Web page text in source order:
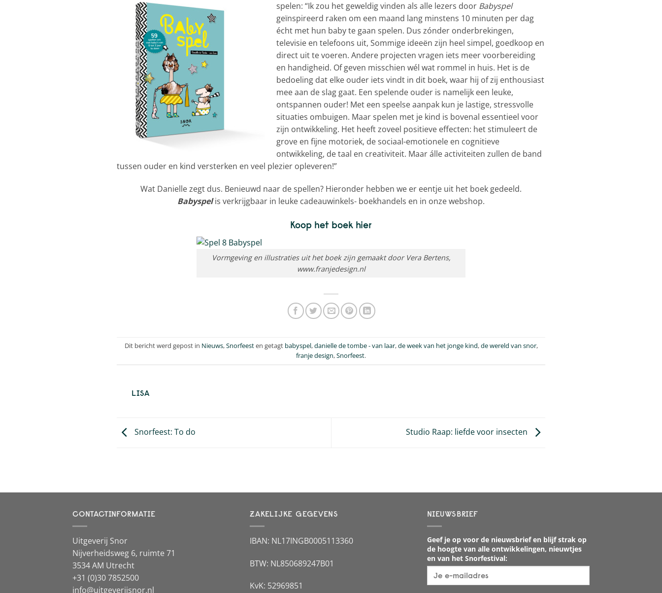
spelen: “Ik zou het geweldig vinden als alle lezers door Babyspel
geïnspireerd raken om een maand lang minstens 10 minuten per dag
écht met hun baby te gaan spelen. Dus zónder onderbrekingen,
televisie en telefoons uit, Sommige ideeën zijn heel simpel, goedkoop en
direct uit te voeren. Andere projecten vragen iets meer voorbereiding
en handigheid. Of geven misschien wél wat rommel in huis. Het is de
bedoeling dat elke ouder iets vindt in dit boek, waar hij of zij enthousiast
mee aan de slag gaat. Een spelende ouder is namelijk een leuke,
ontspannen ouder! Met een speelse aanpak kun je lastige, stressvolle
situaties ombuigen. Maar spelen met je kind is bovenal essentieel voor
zijn ontwikkeling. Het heeft zoveel positieve effecten: het stimuleert de
grove en fijne motoriek, de sociaal-emotionele en cognitieve
ontwikkeling, de taal en creativiteit. Maar álle activiteiten zullen de band
tussen ouder en kind versterken en veel plezier opleveren!”
Wat Danielle zegt dus. Benieuwd naar de spellen? Hieronder hebben we er eentje uit het boek gedeeld.
Babyspelis verkrijgbaar in leuke cadeauwinkels- boekhandels en in onze webshop.
Koop het boek hier
Vormgeving en illustraties uit het boek zijn gemaakt door Vera Bertens,
www.franjedesign.nl
Dit bericht werd gepost in Nieuws,Snorfeesten getagt babyspel,danielle de tombe - van laar,de week van het jonge kind,de wereld van snor,
franje design,Snorfeest.
LISA
Snorfeest: To do Studio Raap: liefde voor insecten
CONTACTINFORMATIE
Uitgeverij Snor
Nijverheidsweg 6, ruimte 71
3534 AM Utrecht
+31 (0)30 7852500
info@uitgeverijsnor.nl
ZAKELIJKE GEGEVENS
IBAN: NL17INGB0005113360
BTW: NL850689247B01
KvK: 52969851
NIEUWSBRIEF
Geef je op voor de nieuwsbrief en blijf strak op
de hoogte van alle ontwikkelingen, nieuwtjes
en van het Snorfestival: